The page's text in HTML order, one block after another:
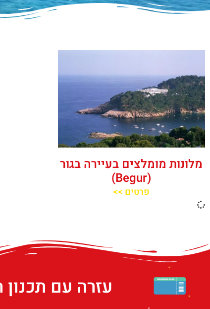
מלונות מומלצים בעיירה בגור
(Begur)
פרטים >>
עזרה עם